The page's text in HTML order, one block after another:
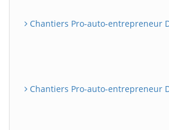
Chantiers Pro-auto-entrepreneur
Chantiers Pro-auto-entrepreneur